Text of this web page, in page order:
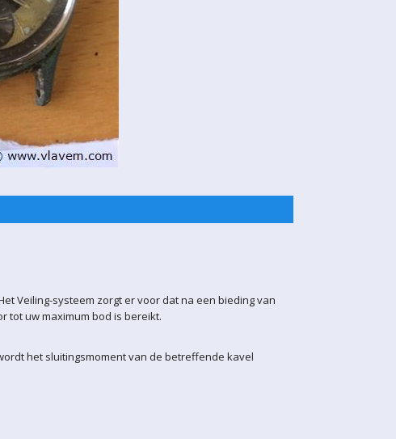
Veiling-systeem zorgt er voor dat na een bieding van
tot uw maximum bod is bereikt.
het sluitingsmoment van de betreffende kavel